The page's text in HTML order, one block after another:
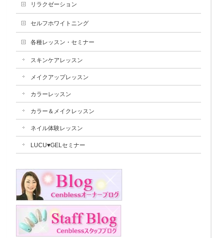
リラクゼーション
セルフホワイトニング
各種レッスン・セミナー
スキンケアレッスン
メイクアップレッスン
カラーレッスン
カラー＆メイクレッスン
ネイル体験レッスン
LUCU♥GELセミナー